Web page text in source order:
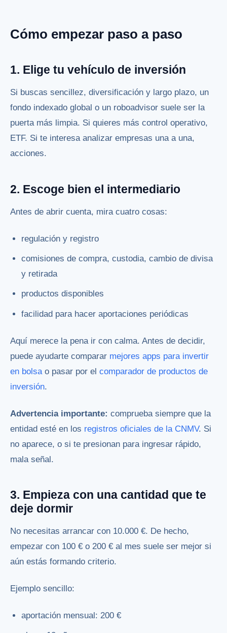
Cómo empezar paso a paso
1. Elige tu vehículo de inversión
Si buscas sencillez, diversificación y largo plazo, un
fondo indexado global o un roboadvisor suele ser la
puerta más limpia. Si quieres más control operativo,
ETF. Si te interesa analizar empresas una a una,
acciones.
2. Escoge bien el intermediario
Antes de abrir cuenta, mira cuatro cosas:
regulación y registro
comisiones de compra, custodia, cambio de divisa
y retirada
productos disponibles
facilidad para hacer aportaciones periódicas
Aquí merece la pena ir con calma. Antes de decidir,
puede ayudarte comparar mejores apps para invertir
en bolsa o pasar por el comparador de productos de
inversión.
Advertencia importante: comprueba siempre que la
entidad esté en los registros oficiales de la CNMV. Si
no aparece, o si te presionan para ingresar rápido,
mala señal.
3. Empieza con una cantidad que te
deje dormir
No necesitas arrancar con 10.000 €. De hecho,
empezar con 100 € o 200 € al mes suele ser mejor si
aún estás formando criterio.
Ejemplo sencillo:
aportación mensual: 200 €